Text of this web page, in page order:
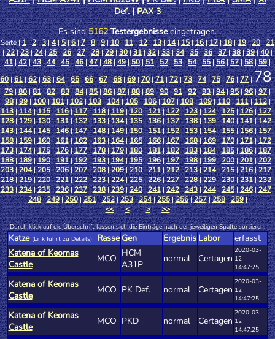
Def.|PAX 3
Es sind5162Testergebnisseeingetragen.
Seite |1|2|3|4|5|6|7|8|9|10|11|12|13|14|15|16|17|18|19|20|21
|22|23|24|25|26|27|28|29|30|31|32|33|34|35|36|37|38|39|40|
41|42|43|44|45|46|47|48|49|50|51|52|53|54|55|56|57|58|59|
60|61|62|63|64|65|66|67|68|69|70|71|72|73|74|75|76|77|78|
79|80|81|82|83|84|85|86|87|88|89|90|91|92|93|94|95|96|97|
98|99|100|101|102|103|104|105|106|107|108|109|110|111|112|
113|114|115|116|117|118|119|120|121|122|123|124|125|126|127|
128|129|130|131|132|133|134|135|136|137|138|139|140|141|142|
143|144|145|146|147|148|149|150|151|152|153|154|155|156|157|
158|159|160|161|162|163|164|165|166|167|168|169|170|171|172|
173|174|175|176|177|178|179|180|181|182|183|184|185|186|187|
188|189|190|191|192|193|194|195|196|197|198|199|200|201|202|
203|204|205|206|207|208|209|210|211|212|213|214|215|216|217|
218|219|220|221|222|223|224|225|226|227|228|229|230|231|232|
233|234|235|236|237|238|239|240|241|242|243|244|245|246|247|
248|249|250|251|252|253|254|255|256|257|258|259|
<<
< > >>
Durch klick auf die Überschrift lassen sich die Einträge nach der jeweiligen Spalte sortieren.
Katze (Link führt zu Details) Rasse Gen Ergebnis Labor
erfasst
Katena of Keomas
Castle
MCO HCM
A31P
normal Certagen
2020-03-
12
14:47:25
Katena of Keomas
Castle
MCO PK Def. normal Certagen
2020-03-
12
14:47:25
Katena of Keomas
Castle
MCO PKD normal Certagen
2020-03-
12
14:47:25